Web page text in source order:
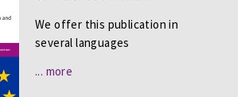
We offer this publication in
several languages
... more